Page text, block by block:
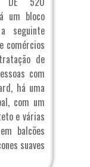
um bloco
seguinte
comércios
de
com
há uma
com um
e várias
balcões
suaves